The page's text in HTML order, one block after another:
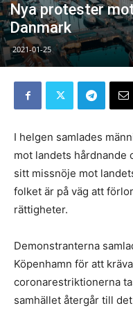
Nya protester
Danmark
2021-01-25
I helgen samlades
mot landets hårdnande
sitt missnöje mot
folket är på väg att
rättigheter.
Demonstranterna
Köpenhamn för att
coronarestriktionerna
samhället återgår till